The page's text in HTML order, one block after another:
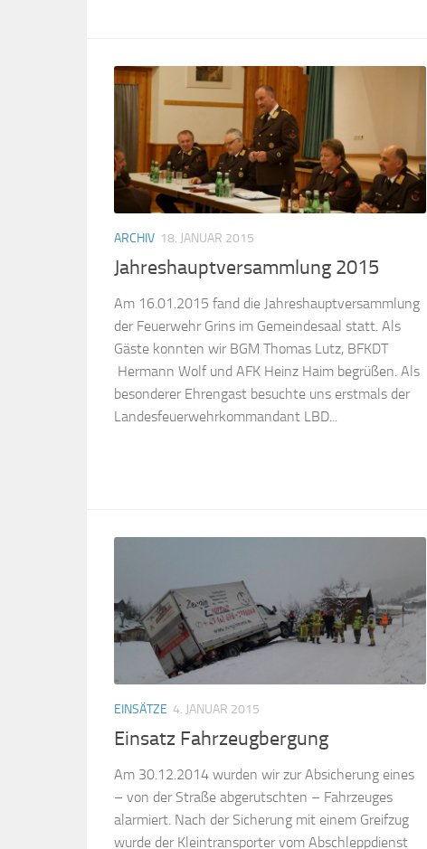
ARCHIV 18. JANUAR 2015
Jahreshauptversammlung 2015
Am 16.01.2015 fand die Jahreshauptversammlung
der Feuerwehr Grins im Gemeindesaal statt. Als
Gäste konnten wir BGM Thomas Lutz, BFKDT
Hermann Wolf und AFK Heinz Haim begrüßen. Als
besonderer Ehrengast besuchte uns erstmals der
Landesfeuerwehrkommandant LBD...
EINSÄTZE 4. JANUAR 2015
Einsatz Fahrzeugbergung
Am 30.12.2014 wurden wir zur Absicherung eines
– von der Straße abgerutschten – Fahrzeuges
alarmiert. Nach der Sicherung mit einem Greifzug
wurde der Kleintransporter vom Abschleppdienst